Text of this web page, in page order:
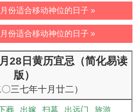
份适合移动神位的日子 »
份适合移动神位的日子 »
28日黄历宜忌（简化易读
版）
〇三七年十月廿二）
葬 出嫁 扫墓 出远门
旅游